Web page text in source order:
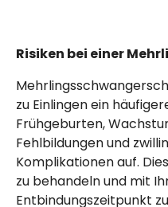
Risiken bei einer
zu Einlingen ein
Frühgeburten,
Fehlbildungen und
Komplikationen auf.
zu behandeln und mit
Entbindungszeitpunkt